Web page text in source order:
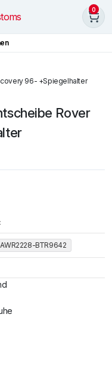
0
96- +Spiegelhalter
Rover
BTR9642